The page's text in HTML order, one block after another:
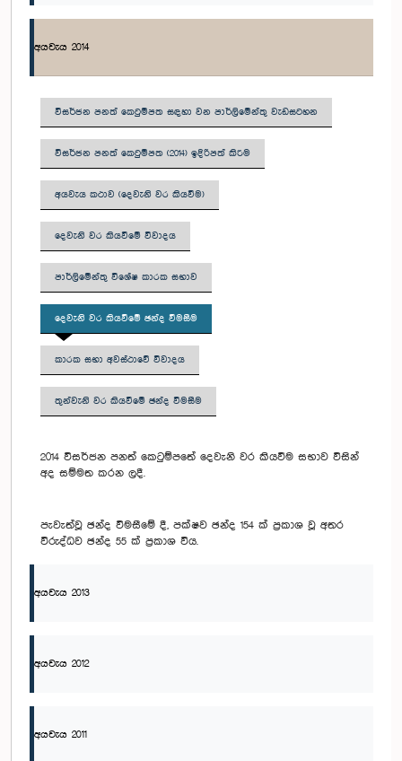
අයවැය 2014
විසර්ජන පනත් කෙටුම්පත සඳහා වන පාර්ලිමේන්තු වැඩසටහන
විසර්ජන පනත් කෙටුම්පත (2014) ඉදිරිපත් කිරීම
අයවැය කථාව (දෙවැනි වර කියවීම)
දෙවැනි වර කියවීමේ විවාදය
පාර්ලිමේන්තු විශේෂ කාරක සභාව
දෙවැනි වර කියවීමේ ඡන්ද වීමසීම
කාරක සභා අවස්ථාවේ විවාදය
තුන්වැනි වර කියවීමේ ඡන්ද විමසීම
2014 විසර්ජන පනත් කෙටුම්පතේ දෙවැනි වර කියවීම සභාව විසින්
අද සම්මත කරන ලදී.
පැවැත්වූ ඡන්ද විමසීමේ දී, පක්ෂව ඡන්ද 154 ක් ප්‍රකාශ වූ අතර
විරුද්ධව ඡන්ද 55 ක් ප්‍රකාශ විය.
අයවැය 2013
අයවැය 2012
අයවැය 2011